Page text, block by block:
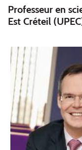
Professeur en
Est Créteil